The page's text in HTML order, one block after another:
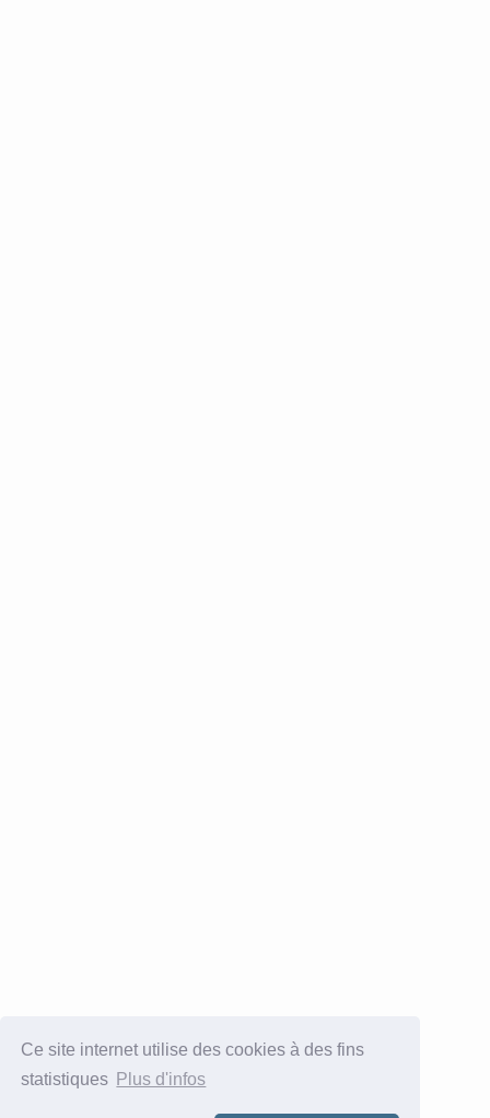
Ce site internet utilise des cookies à des fins
statistiques Plus d'infos